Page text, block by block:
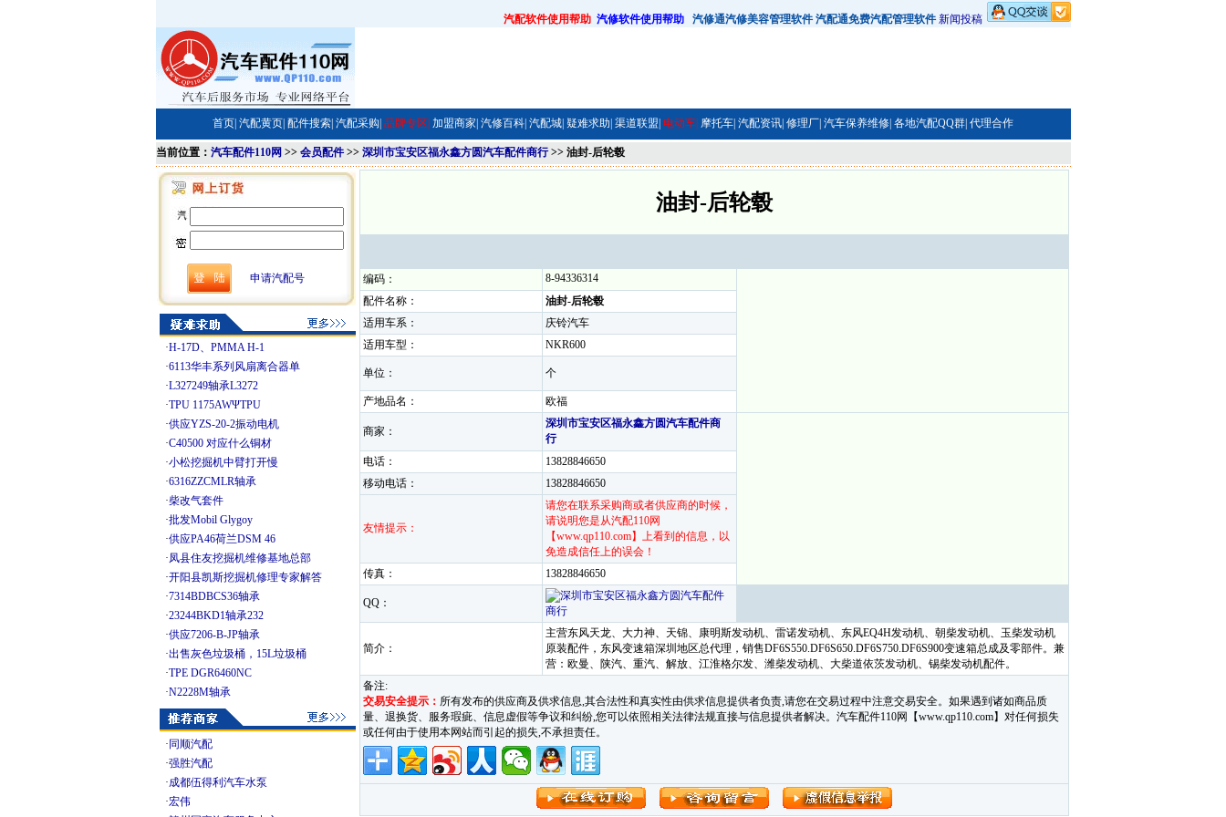
汽配软件使用帮助 汽修软件使用帮助 汽修通汽修美容管理软件 汽配通免费汽配管理软件 新闻投稿
首页| 汽配黄页| 配件搜索| 汽配采购| 品牌专区| 加盟商家| 汽修百科| 汽配城| 疑难求助| 渠道联盟| 电动车| 摩托车| 汽配资讯| 修理厂| 汽车保养维修| 各地汽配QQ群| 代理合作
当前位置： 汽车配件110网 >> 会员配件>> 深圳市宝安区福永鑫方圆汽车配件商行>> 油封-后轮毂
申请汽配号
·H-17D、PMMA H-1
·6113华丰系列风扇离合器单
·L327249轴承L3272
·TPU 1175AWΨTPU
·供应YZS-20-2振动电机
·C40500 对应什么铜材
·小松挖掘机中臂打开慢
·6316ZZCMLR轴承
·柴改气套件
·批发Mobil Glygoy
·供应PA46荷兰DSM 46
·凤县住友挖掘机维修基地总部
·开阳县凯斯挖掘机修理专家解答
·7314BDBCS36轴承
·23244BKD1轴承232
·供应7206-B-JP轴承
·出售灰色垃圾桶，15L垃圾桶
·TPE DGR6460NC
·N2228M轴承
· 同顺汽配
·强胜汽配
·成都伍得利汽车水泵
·宏伟
油封-后轮毂
编码：
8-94336314
配件名称：
油封-后轮毂
适用车系：
庆铃汽车
适用车型：
NKR600
单位： 个
产地品名： 欧福
商家：
深圳市宝安区福永鑫方圆汽车配件商
行
电话：
13828846650
移动电话：
13828846650
友情提示：
请您在联系采购商或者供应商的时候，
请说明您是从汽配110网
【www.qp110.com】上看到的信息，以
免造成信任上的误会！
传真：
13828846650
QQ：
简介：
主营东风天龙、大力神、天锦、康明斯发动机、雷诺发动机、东风EQ4H发动机、朝柴发动机、玉柴发动机
原装配件，东风变速箱深圳地区总代理，销售DF6S550.DF6S650.DF6S750.DF6S900变速箱总成及零部件。兼
营：欧曼、陕汽、重汽、解放、江淮格尔发、潍柴发动机、大柴道依茨发动机、锡柴发动机配件。
备注:
交易安全提示： 所有发布的供应商及供求信息,其合法性和真实性由供求信息提供者负责,请您在交易过程中注意交易安全。如果遇到诸如商品质
量、退换货、服务瑕疵、信息虚假等争议和纠纷,您可以依照相关法律法规直接与信息提供者解决。汽车配件110网【www.qp110.com】对任何损失
或任何由于使用本网站而引起的损失,不承担责任。